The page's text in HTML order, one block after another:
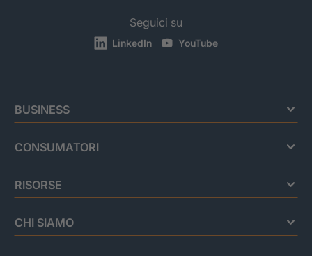
Seguici su
LinkedIn YouTube
BUSINESS
CONSUMATORI
RISORSE
CHI SIAMO